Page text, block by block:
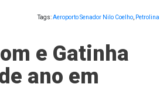
Tags:Aeroporto Senador Nilo Coelho, Petrolina
e Gatinha
ano em